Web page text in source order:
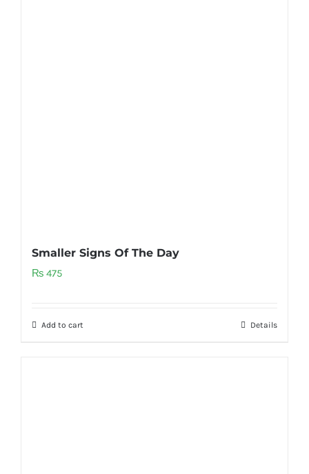
Smaller Signs Of The Day
₨ 475
Add to cart Details